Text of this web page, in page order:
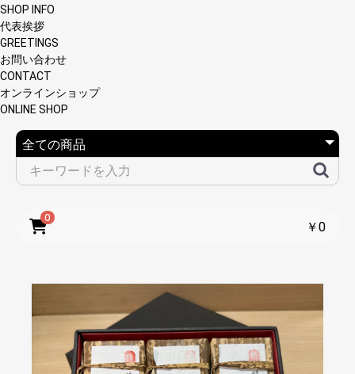
SHOP INFO
代表挨拶
GREETINGS
お問い合わせ
CONTACT
オンラインショップ
ONLINE SHOP
0
￥0